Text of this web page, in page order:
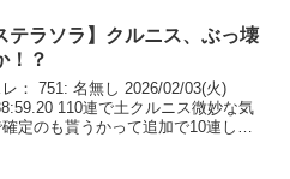
名無し 202...
テラソラ】クルニス、ぶっ壊
！？
レ： 751: 名無し 2026/02/03(火)
110連で土クルニス微妙な気
定のも貰うかって追加で10連した